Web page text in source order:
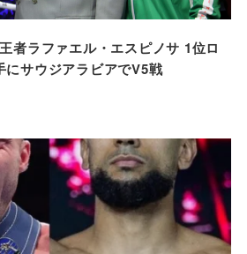
者ラファエル・エスピノサ 1位ロ
にサウジアラビアでV5戦